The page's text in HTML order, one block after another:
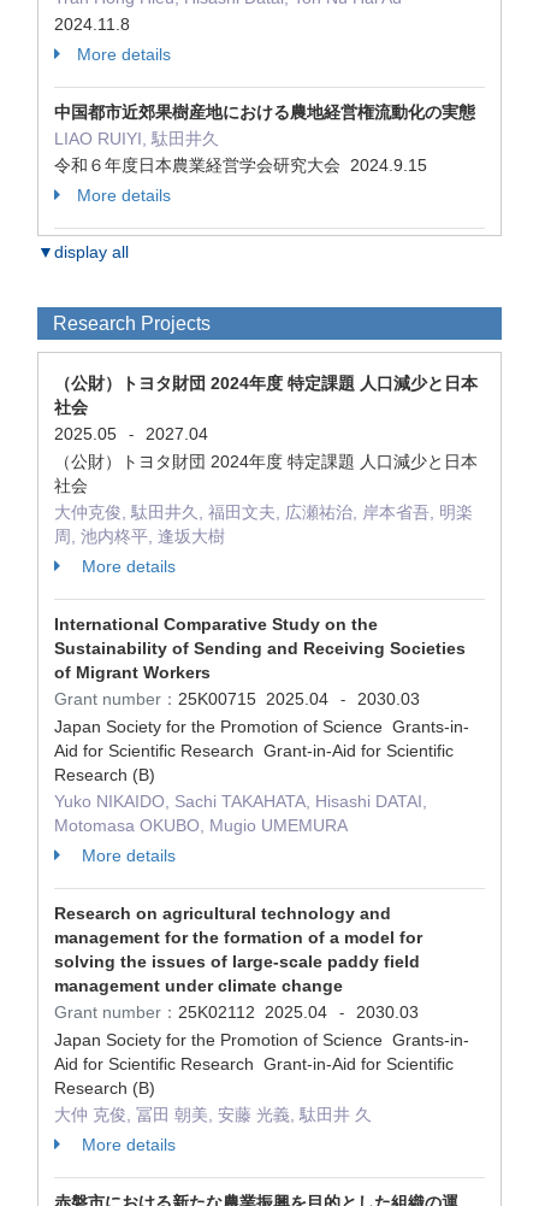
2024.11.8
More details
中国都市近郊果樹産地における農地経営権流動化の実態
LIAO RUIYI, 駄田井久
令和６年度日本農業経営学会研究大会 2024.9.15
More details
▼display all
Research Projects
（公財）トヨタ財団 2024年度 特定課題 人口減少と日本
社会
2025.05
-
2027.04
（公財）トヨタ財団 2024年度 特定課題 人口減少と日本
社会
大仲克俊, 駄田井久, 福田文夫, 広瀬祐治, 岸本省吾, 明楽
周, 池内柊平, 逢坂大樹
More details
International Comparative Study on the
Sustainability of Sending and Receiving Societies
of Migrant Workers
Grant number： 25K00715 2025.04 -
2030.03
Japan Society for the Promotion of Science Grants-in-
Aid for Scientific Research Grant-in-Aid for Scientific
Research (B)
Yuko NIKAIDO, Sachi TAKAHATA, Hisashi DATAI,
Motomasa OKUBO, Mugio UMEMURA
More details
Research on agricultural technology and
management for the formation of a model for
solving the issues of large-scale paddy field
management under climate change
Grant number： 25K02112 2025.04 -
2030.03
Japan Society for the Promotion of Science Grants-in-
Aid for Scientific Research Grant-in-Aid for Scientific
Research (B)
大仲 克俊, 冨田 朝美, 安藤 光義, 駄田井 久
More details